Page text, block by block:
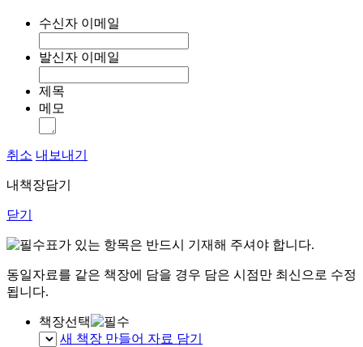
수신자 이메일
발신자 이메일
제목
메모
취소 내보내기
내책장담기
닫기
표가 있는 항목은 반드시 기재해 주셔야 합니다.
동일자료를 같은 책장에 담을 경우 담은 시점만 최신으로 수정
됩니다.
책장선택
새 책장 만들어 자료 담기